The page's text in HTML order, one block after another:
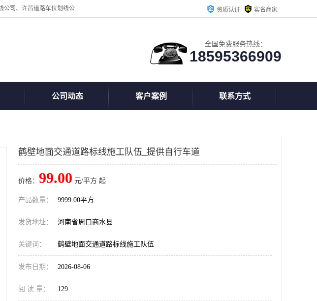
周口中为交通设施工程有限公司是一家洛阳道路划线公司、郑州道路划线公司、平顶山道路车位划线公司、开封车位划线公司、许昌道路车位划线公司、漯河道路车位划线公司，公司始终坚持“诚信、匠心、专注”的宗旨；我们的经营理念是：的服务。 资质认证 实名商家
全国免费服务热线：
18595366909
公司动态 客户案例 联系方式
鹤壁地面交通道路标线施工队伍_提供自行车道
价格： 99.00 元/平方 起
产品数量： 9999.00平方
发货地址： 河南省周口商水县
关键词： 鹤壁地面交通道路标线施工队伍
发布日期： 2026-08-06
阅 读 量： 129